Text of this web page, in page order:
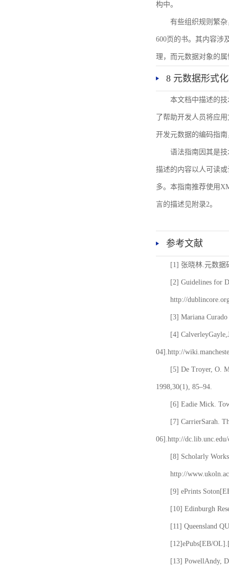
构中。
有些组织规则繁
600页的书。其内容涉
理，而元数据对象的
8 元数据形式
本文档中描述的
了帮助开发人员将应
开发元数据的编码指
语法指南因其是
描述的内容以人可读
多。本指南推荐使用
言的描述见附录2。
参考文献
[1] 张晓林.元数据
[2] Guidelines for
http://
[3] Mariana
[4]
04].http://
[5] De Troyer, O.
1998,30(1), 85–94.
[6] Eadie Mick.
[7] CarrierSarah.
06].http://
[8] Scholarly
http://
[9] ePrints
[10] Edinburgh
[11] Queensland
[12]ePubs[EB/
[13] PowellAndy,